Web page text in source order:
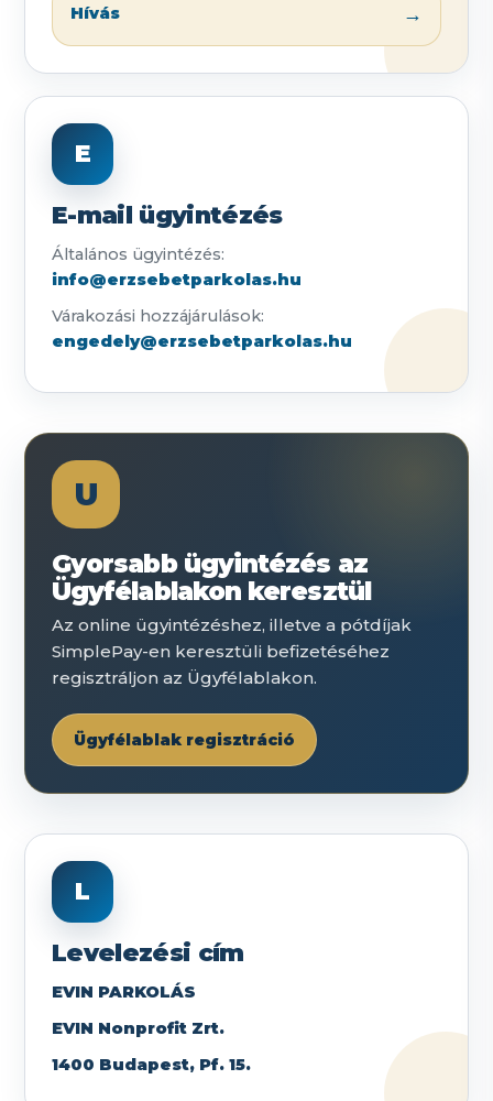
Hívás →
E
E-mail ügyintézés
Általános ügyintézés:
info@erzsebetparkolas.hu
Várakozási hozzájárulások:
engedely@erzsebetparkolas.hu
U
Gyorsabb ügyintézés az
Ügyfélablakon keresztül
Az online ügyintézéshez, illetve a pótdíjak
SimplePay-en keresztüli befizetéséhez
regisztráljon az Ügyfélablakon.
Ügyfélablak regisztráció
L
Levelezési cím
EVIN PARKOLÁS
EVIN Nonprofit Zrt.
1400 Budapest, Pf. 15.